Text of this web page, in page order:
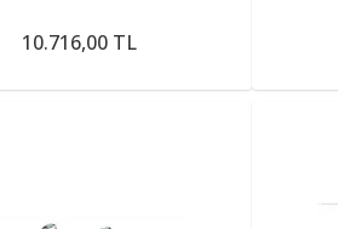
10.716,00 TL